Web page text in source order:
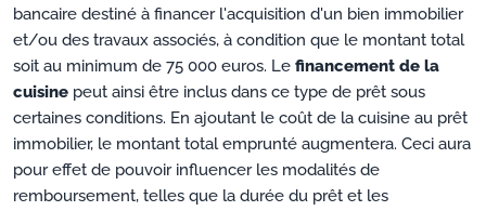
bancaire destiné à financer l'acquisition d'un bien immobilier
et/ou des travaux associés, à condition que le montant total
soit au minimum de 75 000 euros. Le financement de la
cuisine peut ainsi être inclus dans ce type de prêt sous
certaines conditions. En ajoutant le coût de la cuisine au prêt
immobilier, le montant total emprunté augmentera. Ceci aura
pour effet de pouvoir influencer les modalités de
remboursement, telles que la durée du prêt et les